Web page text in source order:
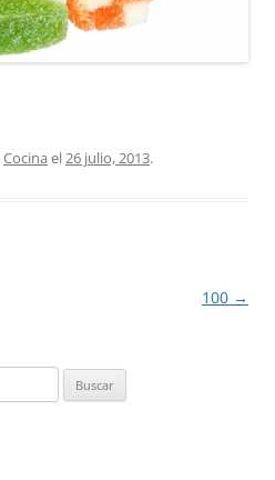
Cocina el26 julio, 2013.
100 →